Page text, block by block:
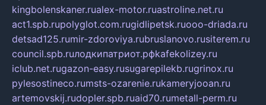
kingbolenskaner.rualex-motor.ruastroline.net.ru
act1.spb.rupolyglot.com.rugidlipetsk.ruooo-driada.ru
detsad125.rumir-zdoroviya.rubruslanovo.rusiterem.ru
council.spb.ruлодкипатриот.рфkafekolizey.ru
iclub.net.rugazon-easy.rusugarepilekb.rugrinox.ru
pylesostineco.rumsts-ozarenie.rukameryjooan.ru
artemovskij.rudopler.spb.ruaid70.rumetall-perm.ru